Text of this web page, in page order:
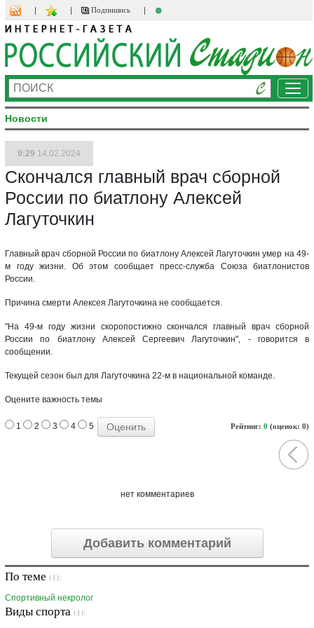
Подпишись
Новости
9:29 14.02.2024
Скончался главный врач сборной
России по биатлону Алексей
Лагуточкин
Главный врач сборной России по биатлону Алексей Лагуточкин умер на 49-
м году жизни. Об этом сообщает пресс-служба Союза биатлонистов
России.
Причина смерти Алексея Лагуточкина не сообщается.
"На 49-м году жизни скоропостижно скончался главный врач сборной
России по биатлону Алексей Сергеевич Лагуточкин", - говорится в
сообщении.
Текущей сезон был для Лагуточкина 22-м в национальной команде.
Оцените важность темы
Рейтинг: 0 (оценок: 0)
1 2 3 4 5
нет комментариев
Добавить комментарий
По теме (1):
Спортивный некролог
Виды спорта (1):